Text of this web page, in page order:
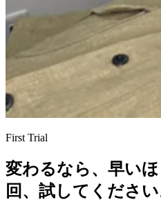
First Trial
変わるなら、早いほ
回、試してください